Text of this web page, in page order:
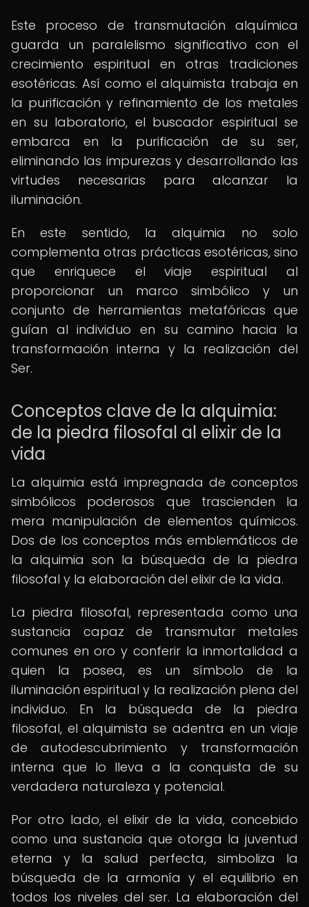
Este proceso de transmutación alquímica
guarda un paralelismo significativo con el
crecimiento espiritual en otras tradiciones
esotéricas. Así como el alquimista trabaja en
la purificación y refinamiento de los metales
en su laboratorio, el buscador espiritual se
embarca en la purificación de su ser,
eliminando las impurezas y desarrollando las
virtudes necesarias para alcanzar la
iluminación.
En este sentido, la alquimia no solo
complementa otras prácticas esotéricas, sino
que enriquece el viaje espiritual al
proporcionar un marco simbólico y un
conjunto de herramientas metafóricas que
guían al individuo en su camino hacia la
transformación interna y la realización del
Ser.
Conceptos clave de la alquimia:
de la piedra filosofal al elixir de la
vida
La alquimia está impregnada de conceptos
simbólicos poderosos que trascienden la
mera manipulación de elementos químicos.
Dos de los conceptos más emblemáticos de
la alquimia son la búsqueda de la piedra
filosofal y la elaboración del elixir de la vida.
La piedra filosofal, representada como una
sustancia capaz de transmutar metales
comunes en oro y conferir la inmortalidad a
quien la posea, es un símbolo de la
iluminación espiritual y la realización plena del
individuo. En la búsqueda de la piedra
filosofal, el alquimista se adentra en un viaje
de autodescubrimiento y transformación
interna que lo lleva a la conquista de su
verdadera naturaleza y potencial.
Por otro lado, el elixir de la vida, concebido
como una sustancia que otorga la juventud
eterna y la salud perfecta, simboliza la
búsqueda de la armonía y el equilibrio en
todos los niveles del ser. La elaboración del